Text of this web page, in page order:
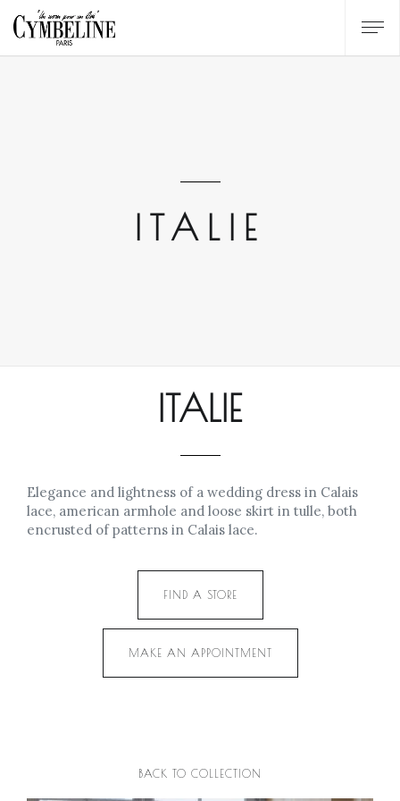
ITALIE
ITALIE
Elegance and lightness of a wedding dress in Calais
lace, american armhole and loose skirt in tulle, both
encrusted of patterns in Calais lace.
FIND A STORE
MAKE AN APPOINTMENT
BACK TO COLLECTION